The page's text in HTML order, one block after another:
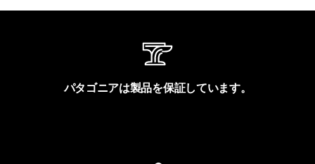
パタゴニアは製品を保証しています。